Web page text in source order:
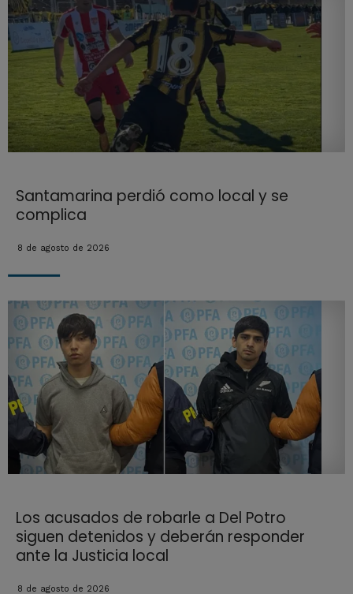
Santamarina perdió como local y se
complica
8 de agosto de 2026
Los acusados de robarle a Del Potro
siguen detenidos y deberán responder
ante la Justicia local
8 de agosto de 2026